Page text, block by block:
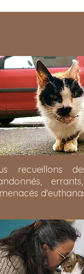
recueillons